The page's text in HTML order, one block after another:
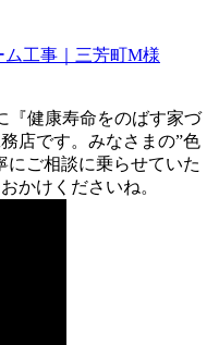
ム工事｜三芳町M様
『健康寿命をのばす家づ
店です。みなさまの”色
にご相談に乗らせていた
かけくださいね。